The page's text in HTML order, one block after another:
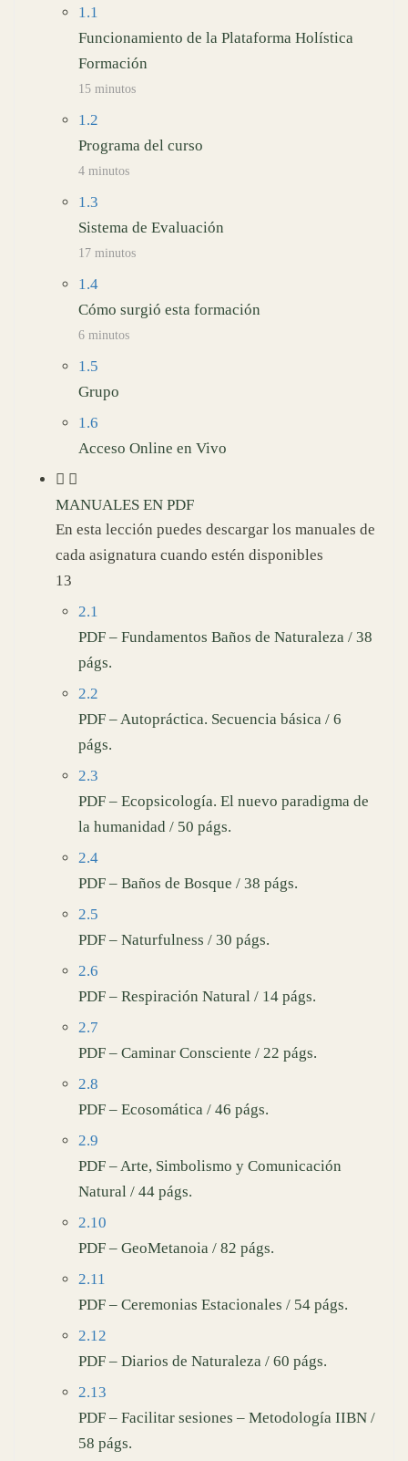
1.1
Funcionamiento de la Plataforma Holística
Formación
15 minutos
1.2
Programa del curso
4 minutos
1.3
Sistema de Evaluación
17 minutos
1.4
Cómo surgió esta formación
6 minutos
1.5
Grupo
1.6
Acceso Online en Vivo
MANUALES EN PDF
En esta lección puedes descargar los manuales de
cada asignatura cuando estén disponibles
13
2.1
PDF – Fundamentos Baños de Naturaleza / 38
págs.
2.2
PDF – Autopráctica. Secuencia básica / 6
págs.
2.3
PDF – Ecopsicología. El nuevo paradigma de
la humanidad / 50 págs.
2.4
PDF – Baños de Bosque / 38 págs.
2.5
PDF – Naturfulness / 30 págs.
2.6
PDF – Respiración Natural / 14 págs.
2.7
PDF – Caminar Consciente / 22 págs.
2.8
PDF – Ecosomática / 46 págs.
2.9
PDF – Arte, Simbolismo y Comunicación
Natural / 44 págs.
2.10
PDF – GeoMetanoia / 82 págs.
2.11
PDF – Ceremonias Estacionales / 54 págs.
2.12
PDF – Diarios de Naturaleza / 60 págs.
2.13
PDF – Facilitar sesiones – Metodología IIBN /
58 págs.